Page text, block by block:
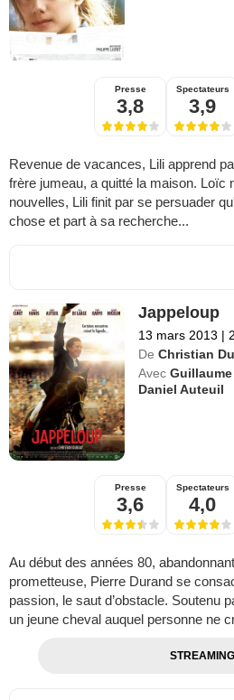
Presse
3,8
Spectateurs
3,9
Revenue de vacances, Lili apprend
frère jumeau, a quitté la maison. Loïc
nouvelles, Lili finit par se persuader
chose et part à sa recherche...
Jappeloup
13 mars 2013 |
De Christian
Avec
Daniel Auteuil
Presse
3,6
Spectateurs
4,0
Au début des années 80,
prometteuse, Pierre Durand se
passion, le saut d’obstacle. Soutenu
un jeune cheval auquel personne ne
STREAMING